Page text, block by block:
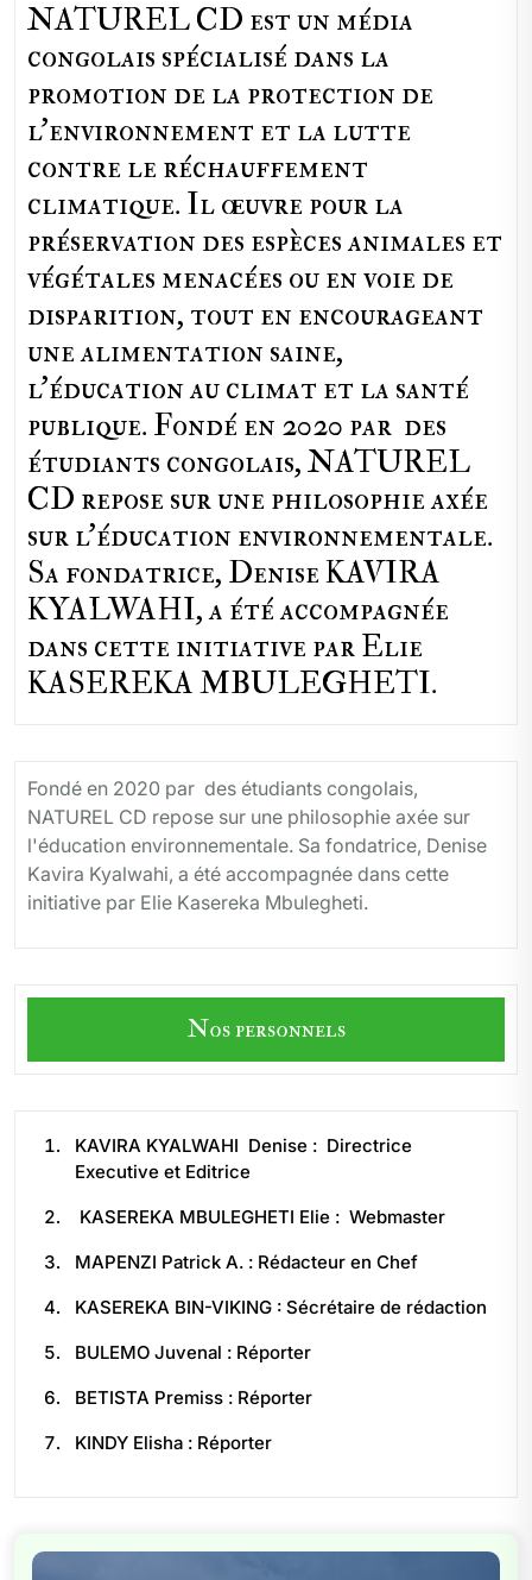
NATUREL CD est un média
congolais spécialisé dans la
promotion de la protection de
l’environnement et la lutte
contre le réchauffement
climatique. Il œuvre pour la
préservation des espèces animales et
végétales menacées ou en voie de
disparition, tout en encourageant
une alimentation saine,
l'éducation au climat et la santé
publique. Fondé en 2020 par des
étudiants congolais, NATUREL
CD repose sur une philosophie axée
sur l'éducation environnementale.
Sa fondatrice, Denise KAVIRA
KYALWAHI, a été accompagnée
dans cette initiative par Elie
KASEREKA MBULEGHETI.
Fondé en 2020 par des étudiants congolais,
NATUREL CD repose sur une philosophie axée sur
l'éducation environnementale. Sa fondatrice, Denise
Kavira Kyalwahi, a été accompagnée dans cette
initiative par Elie Kasereka Mbulegheti.
Nos personnels
KAVIRA KYALWAHI Denise : Directrice
Executive et Editrice
KASEREKA MBULEGHETI Elie : Webmaster
MAPENZI Patrick A. : Rédacteur en Chef
KASEREKA BIN-VIKING : Sécrétaire de rédaction
BULEMO Juvenal : Réporter
BETISTA Premiss : Réporter
KINDY Elisha : Réporter